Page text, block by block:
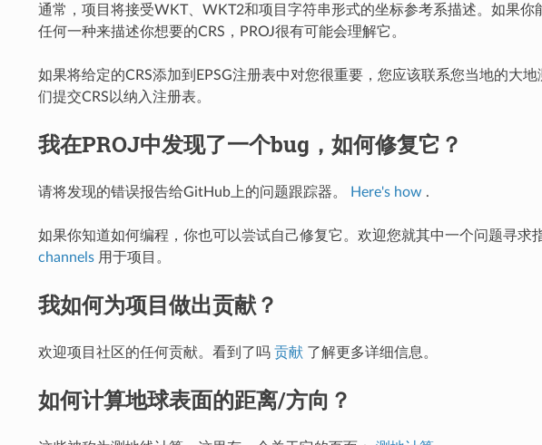
通常，项目将接受WKT、WKT2和项目字符串形式的坐标参考系描述。如果你
任何一种来描述你想要的CRS，PROJ很有可能会理解它。
如果将给定的CRS添加到EPSG注册表中对您很重要，您应该联系您当地的大
们提交CRS以纳入注册表。
我在PROJ中发现了一个bug，如何修复它？
请将发现的错误报告给GitHub上的问题跟踪器。 Here's how .
如果你知道如何编程，你也可以尝试自己修复它。欢迎您就其中一个问题寻求
channels用于项目。
我如何为项目做出贡献？
欢迎项目社区的任何贡献。看到了吗 贡献了解更多详细信息。
如何计算地球表面的距离/方向？